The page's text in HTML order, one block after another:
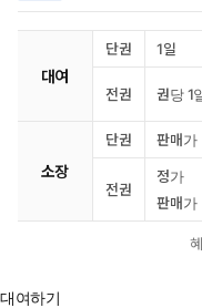
대여
단권 1일
전권 권당 1
소장
단권 판매가
전권
정가
판매가
대여하기